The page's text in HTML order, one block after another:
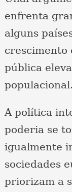
enfrenta
alguns
crescimento
pública
populacional.
A política
poderia se
igualmente
sociedades
priorizam a